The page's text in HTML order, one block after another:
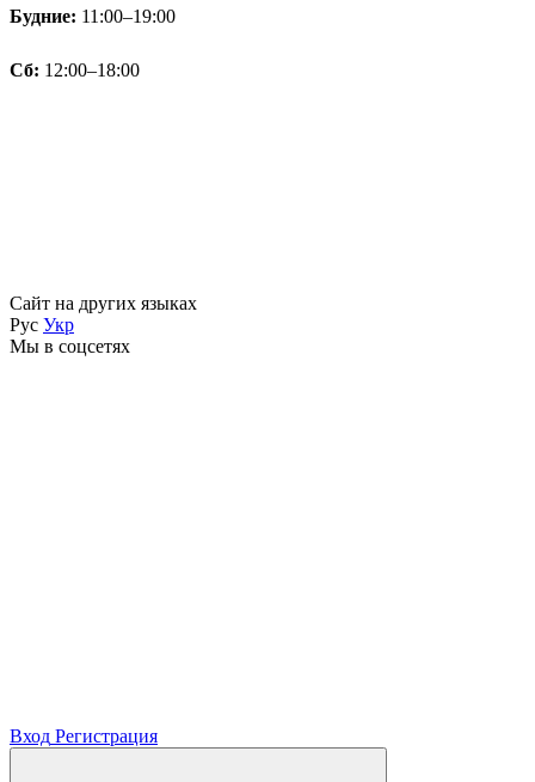
Будние: 11:00–19:00
Сб: 12:00–18:00
Сайт на других языках
Рус Укр
Мы в соцсетях
Вход Регистрация